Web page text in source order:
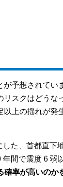
予想されてい
スクはどうな
上の揺れが発
した、首都直下
間で震度 6 弱
確率が高いのか